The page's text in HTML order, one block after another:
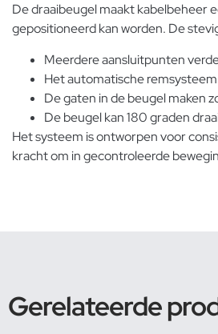
De draaibeugel maakt kabelbeheer
gepositioneerd kan worden. De
Meerdere aansluitpunten
Het automatische
De gaten in de beugel maken
De beugel kan 180 graden
Het systeem is ontworpen voor
kracht om in gecontroleerde
Gerelateerde